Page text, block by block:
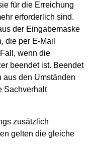
für die Erreichung
erforderlich sind.
der Eingabemaske
die per E-Mail
wenn die
beendet ist. Beendet
aus den Umständen
Sachverhalt
zusätzlich
gelten die gleiche